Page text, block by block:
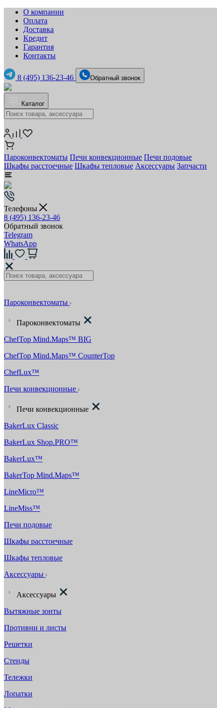
О компании
Оплата
Доставка
Кредит
Гарантия
Контакты
8 (495) 136-23-46 Обратный звонок
Каталог
Пароконвектоматы Печи конвекционные Печи подовые
Шкафы расстоечные Шкафы тепловые Аксессуары Запчасти
Телефоны
8 (495) 136-23-46
Обратный звонок
Telegram
WhatsApp
Пароконвектоматы
Пароконвектоматы
ChefTop Mind.Maps™ BIG
ChefTop Mind.Maps™ CounterTop
ChefLux™
Печи конвекционные
Печи конвекционные
BakerLux Classic
BakerLux Shop.PRO™
BakerLux™
BakerTop Mind.Maps™
LineMicro™
LineMiss™
Печи подовые
Шкафы расстоечные
Шкафы тепловые
Аксессуары
Аксессуары
Вытяжные зонты
Противни и листы
Решетки
Стенды
Тележки
Лопатки